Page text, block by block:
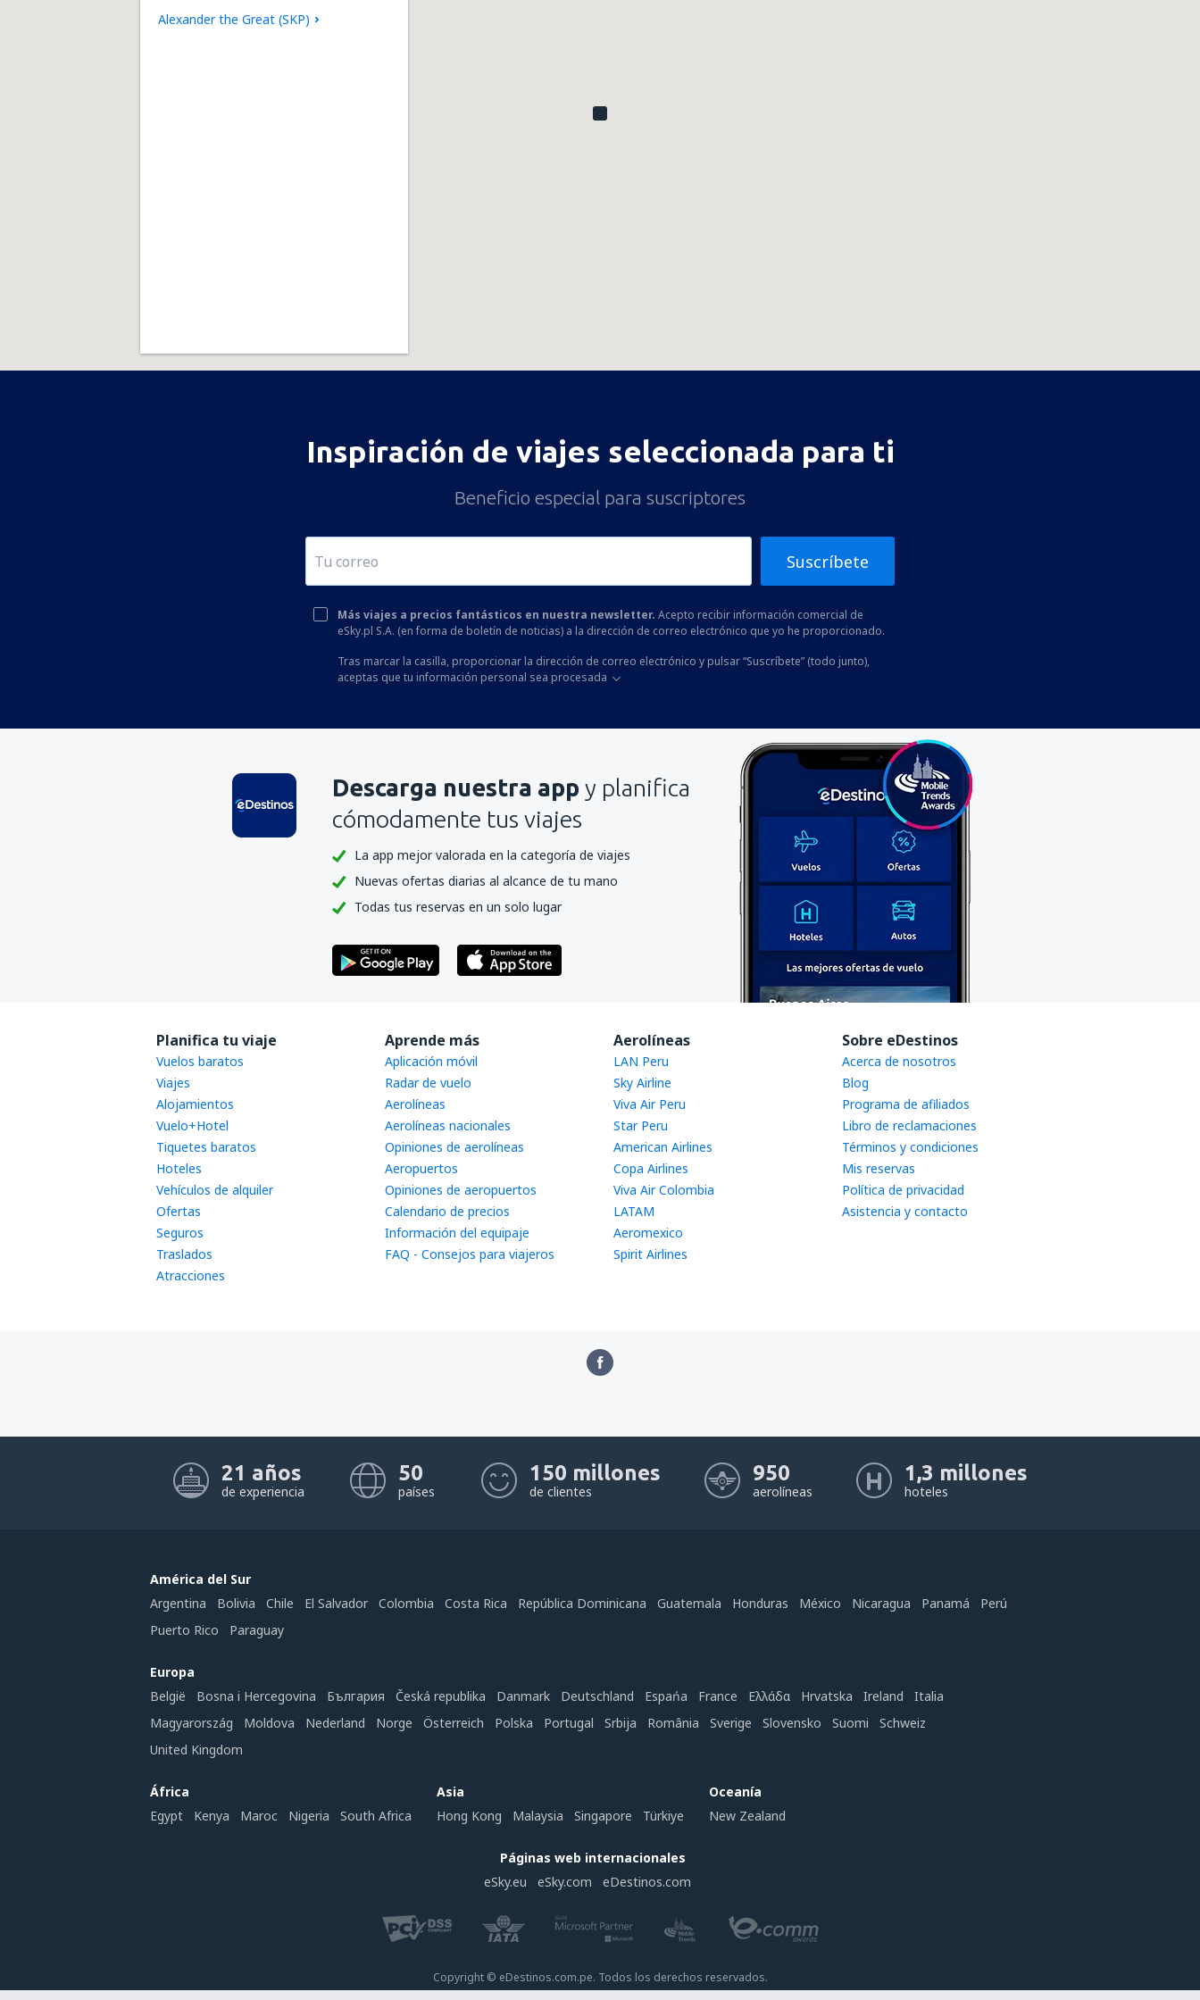
Alexander the Great (SKP)
Inspiración de viajes seleccionada para ti
Beneficio especial para suscriptores
Suscríbete
Más viajes a precios fantásticos en nuestra newsletter. Acepto recibir información comercial de
eSky.pl S.A. (en forma de boletín de noticias) a la dirección de correo electrónico que yo he proporcionado.
Tras marcar la casilla, proporcionar la dirección de correo electrónico y pulsar “Suscríbete” (todo junto),
aceptas que tu información personal sea procesada
Descarga nuestra app y planifica
cómodamente tus viajes
La app mejor valorada en la categoría de viajes
Nuevas ofertas diarias al alcance de tu mano
Todas tus reservas en un solo lugar
Planifica tu viaje
Vuelos baratos
Viajes
Alojamientos
Vuelo+Hotel
Tiquetes baratos
Hoteles
Vehículos de alquiler
Ofertas
Seguros
Traslados
Atracciones
Aprende más
Aplicación móvil
Radar de vuelo
Aerolíneas
Aerolíneas nacionales
Opiniones de aerolíneas
Aeropuertos
Opiniones de aeropuertos
Calendario de precios
Información del equipaje
FAQ - Consejos para viajeros
Aerolíneas
LAN Peru
Sky Airline
Viva Air Peru
Star Peru
American Airlines
Copa Airlines
Viva Air Colombia
LATAM
Aeromexico
Spirit Airlines
Sobre eDestinos
Acerca de nosotros
Blog
Programa de afiliados
Libro de reclamaciones
Términos y condiciones
Mis reservas
Política de privacidad
Asistencia y contacto
21 años
de experiencia
50
países
150 millones
de clientes
950
aerolíneas
1,3 millones
hoteles
América del Sur
Argentina
Bolivia Chile El Salvador Colombia Costa Rica República Dominicana Guatemala Honduras México Nicaragua Panamá
Perú
Puerto Rico
Paraguay
Europa
België
Bosna i Hercegovina България Česká republika Danmark Deutschland Espańa France Ελλάδα Hrvatska Ireland
Italia
Magyarország
Moldova Nederland Norge Österreich Polska Portugal Srbija România Sverige Slovensko Suomi
Schweiz
United Kingdom
África
Egypt
Kenya Maroc Nigeria South Africa
Asia
Hong Kong
Malaysia Singapore Türkiye
Oceanía
New Zealand
Páginas web internacionales
eSky.eu
eSky.com eDestinos.com
Copyright © eDestinos.com.pe. Todos los derechos reservados.